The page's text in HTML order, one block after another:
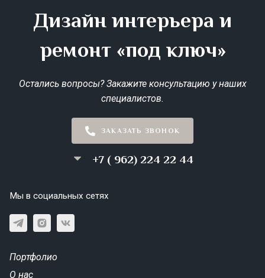
Дизайн интерьера и
ремонт «под ключ»
Остались вопросы? Закажите консультацию у наших
специалистов.
ЗАКАЗАТЬ ЗВОНОК
+7 ( 962) 224 22 44
Мы в социальных сетях
Портфолио
О нас